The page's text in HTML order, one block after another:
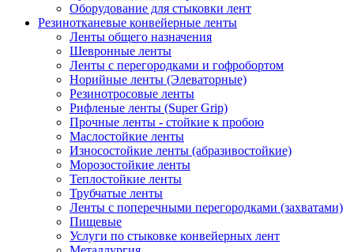
Оборудование для стыковки лент
Резинотканевые конвейерные ленты
Ленты общего назначения
Шевронные ленты
Ленты с перегородками и гофробортом
Норийные ленты (Элеваторные)
Резинотросовые ленты
Рифленые ленты (Super Grip)
Прочные ленты - стойкие к пробою
Маслостойкие ленты
Износостойкие ленты (абразивостойкие)
Морозостойкие ленты
Теплостойкие ленты
Трубчатые ленты
Ленты с поперечными перегородками (захватами)
Пищевые
Услуги по стыковке конвейерных лент